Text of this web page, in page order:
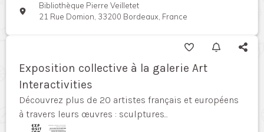
Bibliothèque Pierre Veilletet
21 Rue Domion, 33200 Bordeaux, France
Exposition collective à la galerie Art
Interactivities
Découvrez plus de 20 artistes français et européens
à travers leurs œuvres : sculptures...